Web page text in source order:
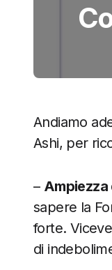
Andiamo
Ashi, per
– Ampiezza
sapere la
forte.
di